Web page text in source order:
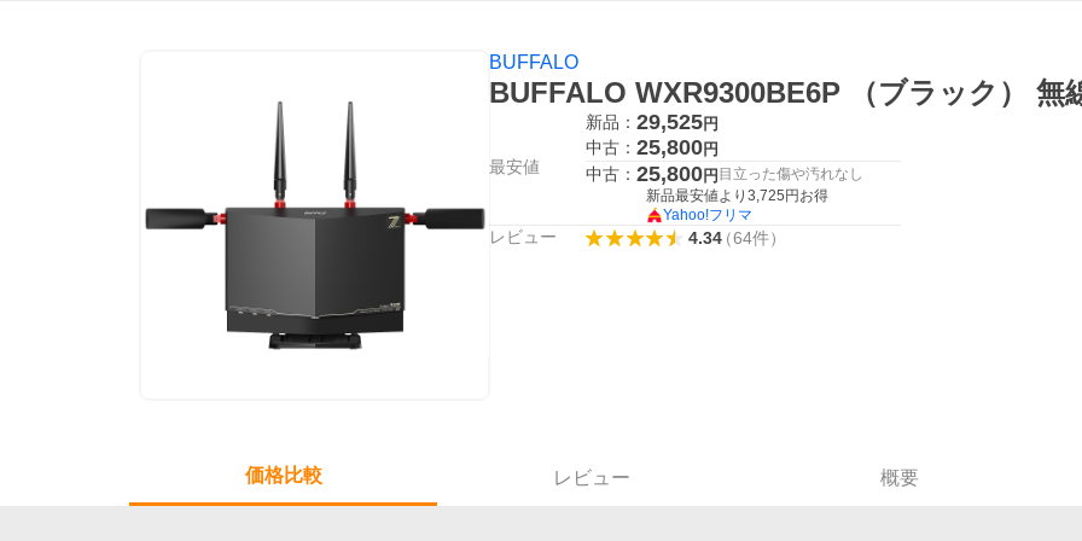
BUFFALO
BUFFALO WXR9300BE6P （ブラック） 無
最安値
新品： 29,525円
中古： 25,800円
中古： 25,800円 目立った傷や汚れなし
新品最安値より 3,725 円お得
Yahoo!フリマ
レビュー 4.34（64件）
価格比較 レビュー 概要